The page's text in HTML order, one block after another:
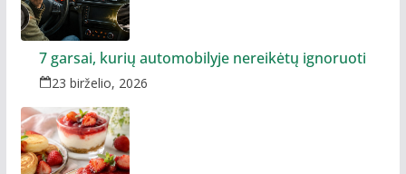
7 garsai, kurių automobilyje nereikėtų ignoruoti
23 birželio, 2026